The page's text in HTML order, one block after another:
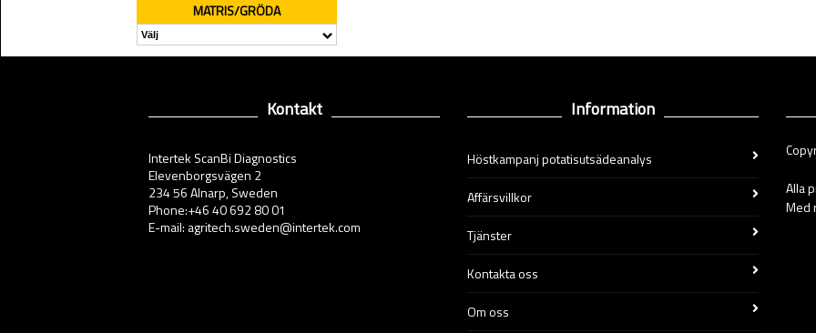
MATRIS/GRÖDA
Kontakt
Intertek ScanBi Diagnostics
Elevenborgsvägen 2
234 56 Alnarp, Sweden
Phone:+46 40 692 80 01
E-mail: agritech.sweden@intertek.com
Information
Höstkampanj potatisutsädeanalys
Affärsvillkor
Tjänster
Kontakta oss
Om oss
Alla
Med